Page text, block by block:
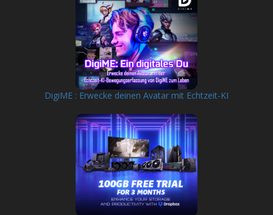
DigiME : Erwecke deinen Avatar mit Echtzeit-KI